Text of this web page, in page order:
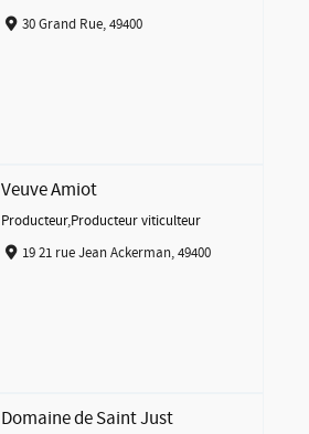
30 Grand Rue, 49400
Veuve Amiot
Producteur,Producteur viticulteur
19 21 rue Jean Ackerman, 49400
Domaine de Saint Just